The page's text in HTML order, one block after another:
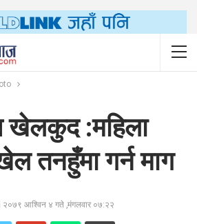
खेलकुद :महिला
तनहुँमा गर्न माग
२०७९ आश्विन ४ गते ,मंगलवार ०७:२२